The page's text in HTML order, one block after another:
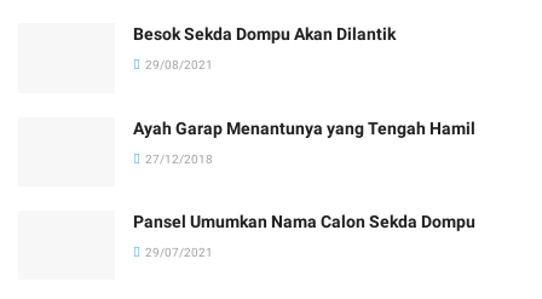
Besok Sekda Dompu Akan Dilantik
29/08/2021
Ayah Garap Menantunya yang Tengah Hamil
27/12/2018
Pansel Umumkan Nama Calon Sekda Dompu
29/07/2021